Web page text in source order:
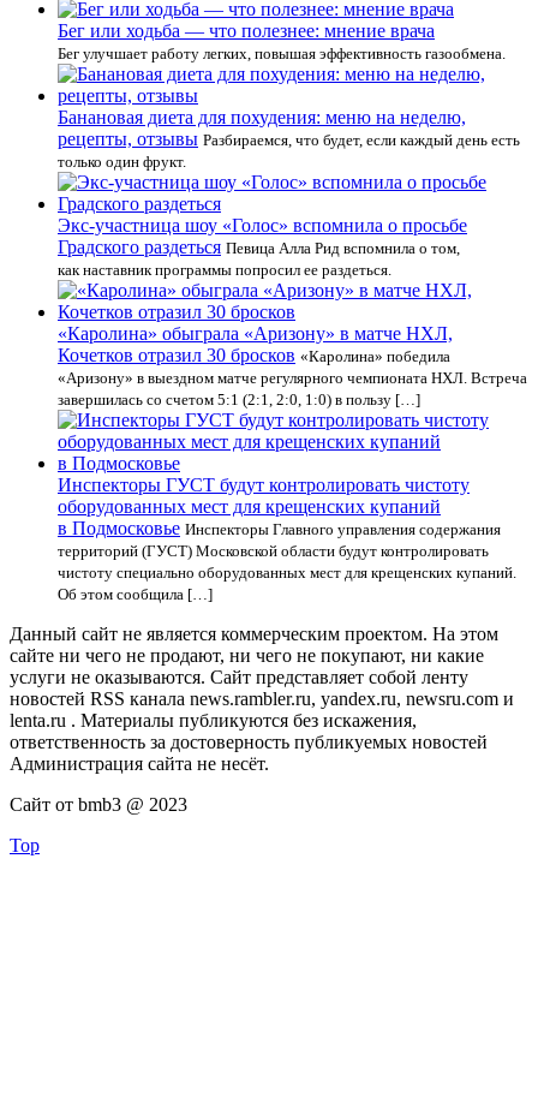
Бег или ходьба — что полезнее: мнение врача
Бег улучшает работу легких, повышая эффективность газообмена.
Банановая диета для похудения: меню на неделю,
рецепты, отзывы Разбираемся, что будет, если каждый день есть
только один фрукт.
Экс-участница шоу «Голос» вспомнила о просьбе
Градского раздеться Певица Алла Рид вспомнила о том,
как наставник программы попросил ее раздеться.
«Каролина» обыграла «Аризону» в матче НХЛ,
Кочетков отразил 30 бросков «Каролина» победила
«Аризону» в выездном матче регулярного чемпионата НХЛ. Встреча
завершилась со счетом 5:1 (2:1, 2:0, 1:0) в пользу […]
Инспекторы ГУСТ будут контролировать чистоту
оборудованных мест для крещенских купаний
в Подмосковье Инспекторы Главного управления содержания
территорий (ГУСТ) Московской области будут контролировать
чистоту специально оборудованных мест для крещенских купаний.
Об этом сообщила […]
Данный сайт не является коммерческим проектом. На этом
сайте ни чего не продают, ни чего не покупают, ни какие
услуги не оказываются. Сайт представляет собой ленту
новостей RSS канала news.rambler.ru, yandex.ru, newsru.com и
lenta.ru . Материалы публикуются без искажения,
ответственность за достоверность публикуемых новостей
Администрация сайта не несёт.
Сайт от bmb3 @ 2023
Top